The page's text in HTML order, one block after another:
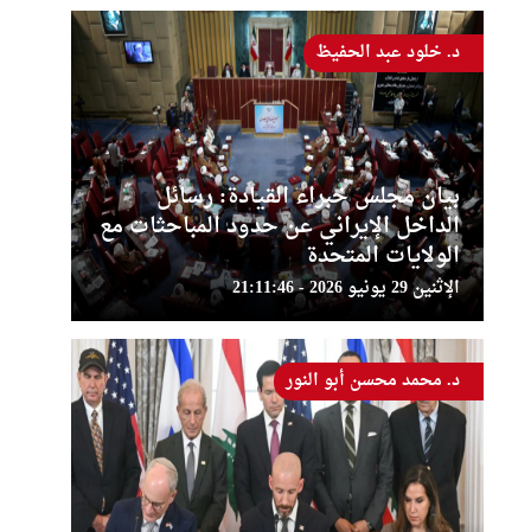
بيان مجلس خبراء القيادة: رسائل
الداخل الإيراني عن حدود المباحثات مع
الولايات المتحدة
الإثنين 29 يونيو 2026 - 21:11:46
د. خلود عبد الحفيظ
د. محمد محسن أبو النور